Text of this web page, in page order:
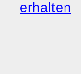
erhalten